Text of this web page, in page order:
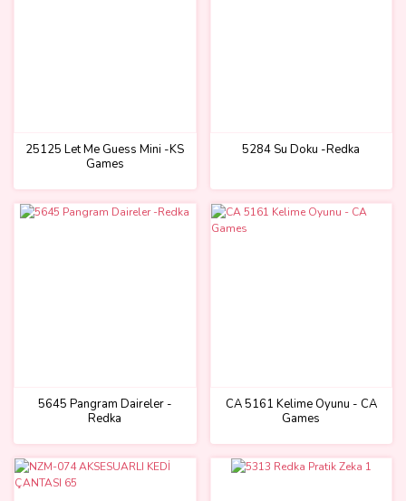
25125 Let Me Guess Mini -KS
Games
5284 Su Doku -Redka
5645 Pangram Daireler -
Redka
CA 5161 Kelime Oyunu - CA
Games